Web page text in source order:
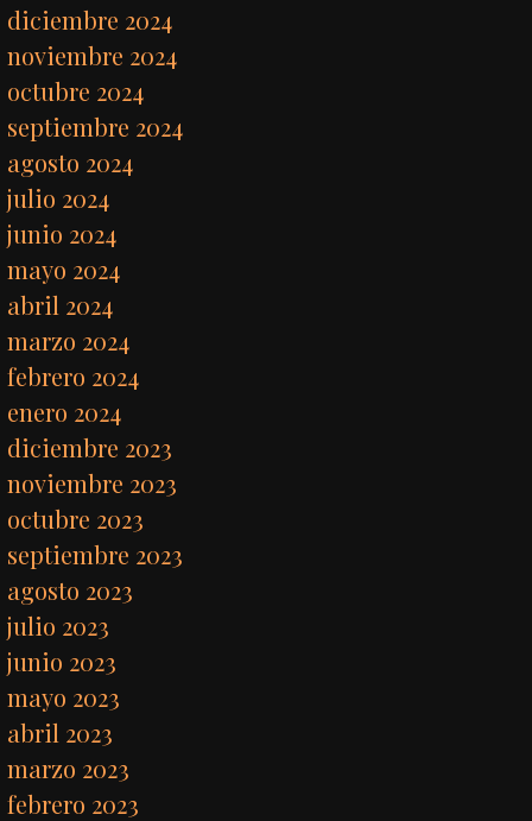
diciembre 2024
noviembre 2024
octubre 2024
septiembre 2024
agosto 2024
julio 2024
junio 2024
mayo 2024
abril 2024
marzo 2024
febrero 2024
enero 2024
diciembre 2023
noviembre 2023
octubre 2023
septiembre 2023
agosto 2023
julio 2023
junio 2023
mayo 2023
abril 2023
marzo 2023
febrero 2023